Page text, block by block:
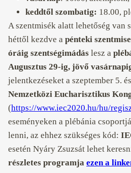
keddtől szombatig: 18.00,
A szentmisék alatt lehetőség van
héttől kezdve a pénteki
óráig szentségimádás lesz a
Augusztus 29-ig, jövő
jelentkezéseket a szeptember 5.
Nemzetközi Eucharisztikus
(https://www.iec2020.hu/hu/
eseményeken a plébánia
lenni, az ehhez szükséges kód:
esetén Nyáry Zsuzsát lehet
részletes programja ezen a